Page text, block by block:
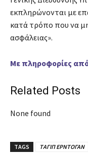
εκπληρώνονται με
κατά τρόπο που να
ασφάλειας».
Με πληροφορίες
Related Posts
None found
TAGS ΤΑΓΙΠ ΕΡΝΤΟΓΑΝ